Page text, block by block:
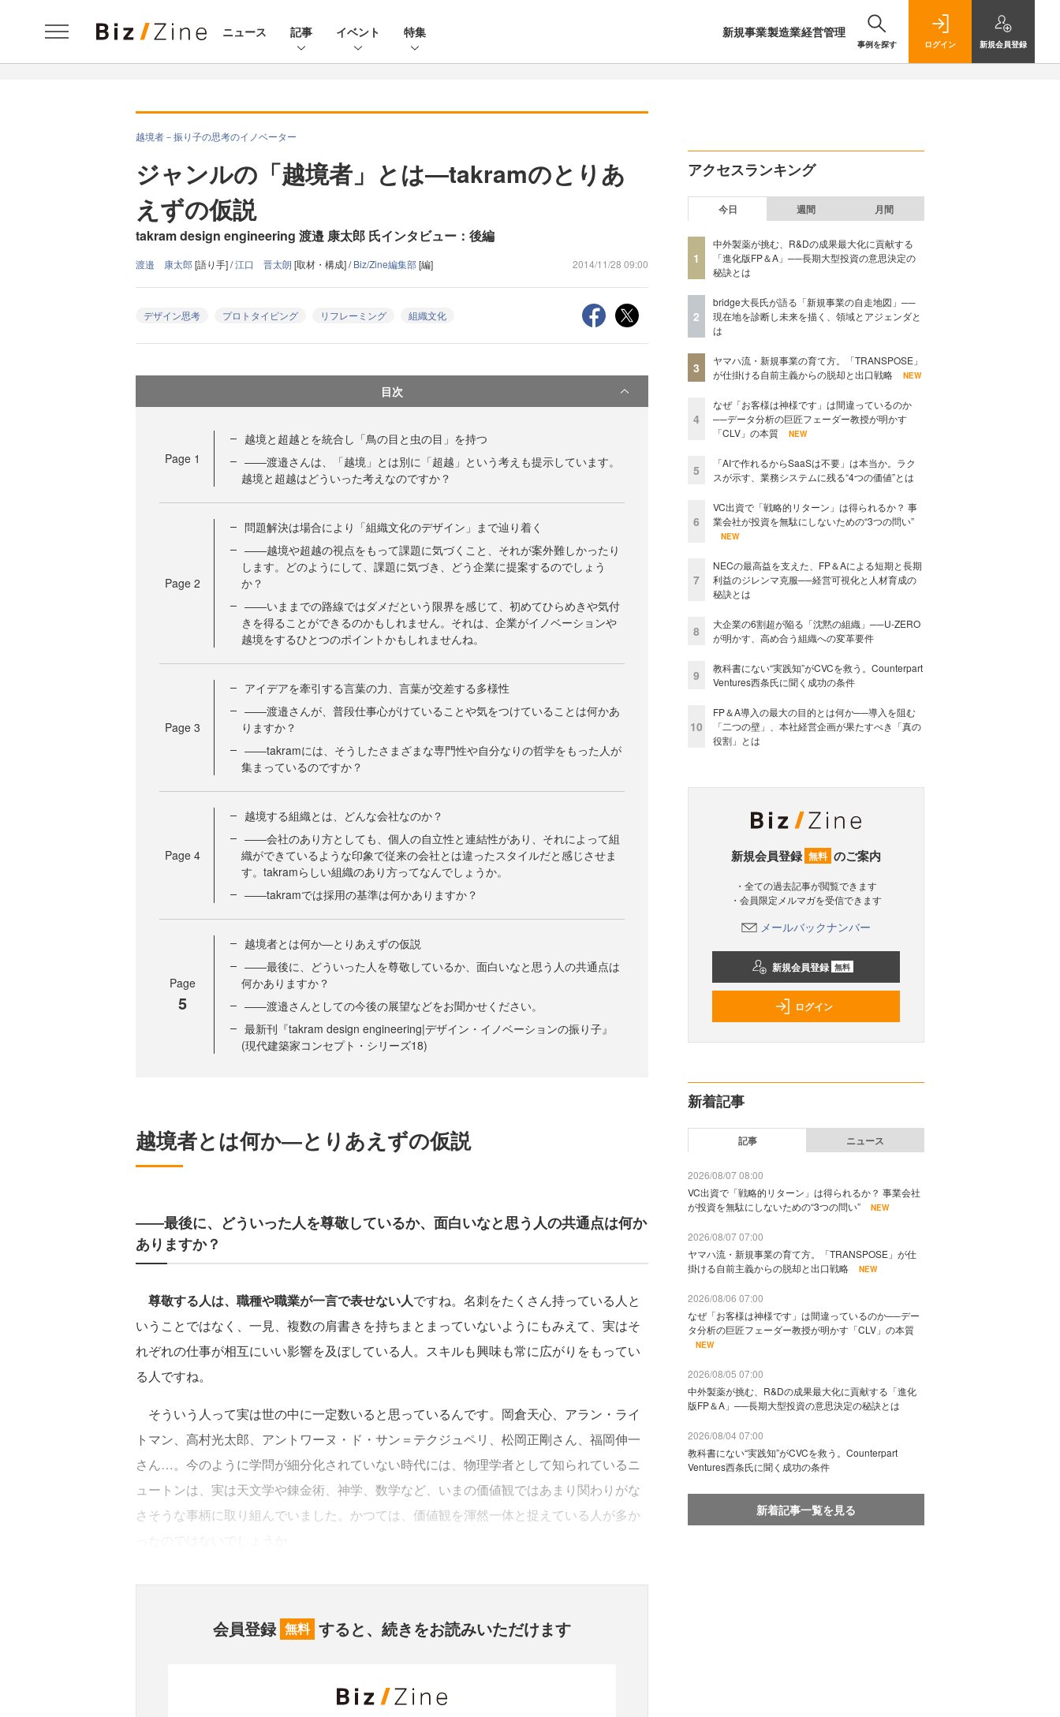
ニュース 記事 イベント 特集 新規事業製造業経営管理
事例を探す ログイン 新規会員登録
越境者－振り子の思考のイノベーター
ジャンルの「越境者」とは―takramのとりあ
えずの仮説
takram design engineering 渡邉 康太郎 氏インタビュー：後編
渡邉 康太郎[語り手] /江口 晋太朗 [取材・構成] /Biz/Zine編集部[編] 2014/11/28 09:00
デザイン思考 プロトタイピング リフレーミング 組織文化
目次
Page 1
越境と超越とを統合し「鳥の目と虫の目」を持つ
――渡邉さんは、「越境」とは別に「超越」という考えも提示しています。
越境と超越はどういった考えなのですか？
Page 2
問題解決は場合により「組織文化のデザイン」まで辿り着く
――越境や超越の視点をもって課題に気づくこと、それが案外難しかったり
します。どのようにして、課題に気づき、どう企業に提案するのでしょう
か？
――いままでの路線ではダメだという限界を感じて、初めてひらめきや気付
きを得ることができるのかもしれません。それは、企業がイノベーションや
越境をするひとつのポイントかもしれませんね。
Page 3
アイデアを牽引する言葉の力、言葉が交差する多様性
――渡邉さんが、普段仕事心がけていることや気をつけていることは何かあ
りますか？
――takramには、そうしたさまざまな専門性や自分なりの哲学をもった人が
集まっているのですか？
Page 4
越境する組織とは、どんな会社なのか？
――会社のあり方としても、個人の自立性と連結性があり、それによって組
織ができているような印象で従来の会社とは違ったスタイルだと感じさせま
す。takramらしい組織のあり方ってなんでしょうか。
――takramでは採用の基準は何かありますか？
Page
5
越境者とは何か―とりあえずの仮説
――最後に、どういった人を尊敬しているか、面白いなと思う人の共通点は
何かありますか？
――渡邉さんとしての今後の展望などをお聞かせください。
最新刊『takram design engineering|デザイン・イノベーションの振り子』
(現代建築家コンセプト・シリーズ18)
越境者とは何か―とりあえずの仮説
――最後に、どういった人を尊敬しているか、面白いなと思う人の共通点は何か
ありますか？
尊敬する人は、職種や職業が一言で表せない人ですね。名刺をたくさん持っている人と
いうことではなく、一見、複数の肩書きを持ちまとまっていないようにもみえて、実はそ
れぞれの仕事が相互にいい影響を及ぼしている人。スキルも興味も常に広がりをもってい
る人ですね。
そういう人って実は世の中に一定数いると思っているんです。岡倉天心、アラン・ライ
トマン、高村光太郎、アントワーヌ・ド・サン＝テクジュペリ、松岡正剛さん、福岡伸一
さん…。今のように学問が細分化されていない時代には、物理学者として知られているニ
ュートンは、実は天文学や錬金術、神学、数学など、いまの価値観ではあまり関わりがな
さそうな事柄に取り組んでいました。かつては、価値観を渾然一体と捉えている人が多か
会員登録 無料 すると、続きをお読みいただけます
アクセスランキング
今日 週間 月間
1
中外製薬が挑む、R&Dの成果最大化に貢献する
「進化版FP＆A」──長期大型投資の意思決定の
秘訣とは
2
bridge大長氏が語る「新規事業の自走地図」──
現在地を診断し未来を描く、領域とアジェンダと
は
3
ヤマハ流・新規事業の育て方。「TRANSPOSE」
が仕掛ける自前主義からの脱却と出口戦略
NEW
4
なぜ「お客様は神様です」は間違っているのか
──データ分析の巨匠フェーダー教授が明かす
「CLV」の本質
NEW
5
「AIで作れるからSaaSは不要」は本当か。ラク
スが示す、業務システムに残る“4つの価値”とは
6
VC出資で「戦略的リターン」は得られるか？ 事
業会社が投資を無駄にしないための“3つの問い”
NEW
7
NECの最高益を支えた、FP＆Aによる短期と長期
利益のジレンマ克服──経営可視化と人材育成の
秘訣とは
8
大企業の6割超が陥る「沈黙の組織」──U-ZERO
が明かす、高め合う組織への変革要件
9
教科書にない“実践知”がCVCを救う。Counterpart
Ventures西条氏に聞く成功の条件
10
FP＆A導入の最大の目的とは何か──導入を阻む
「二つの壁」、本社経営企画が果たすべき「真の
役割」とは
新規会員登録 無料 のご案内
・全ての過去記事が閲覧できます
・会員限定メルマガを受信できます
メールバックナンバー
新規会員登録 無料
ログイン
新着記事
記事 ニュース
2026/08/07 08:00
VC出資で「戦略的リターン」は得られるか？ 事業会社
が投資を無駄にしないための“3つの問い”
NEW
2026/08/07 07:00
ヤマハ流・新規事業の育て方。「TRANSPOSE」が仕
掛ける自前主義からの脱却と出口戦略
NEW
2026/08/06 07:00
なぜ「お客様は神様です」は間違っているのか──デー
タ分析の巨匠フェーダー教授が明かす「CLV」の本質
NEW
2026/08/05 07:00
中外製薬が挑む、R&Dの成果最大化に貢献する「進化
版FP＆A」──長期大型投資の意思決定の秘訣とは
2026/08/04 07:00
教科書にない“実践知”がCVCを救う。Counterpart
Ventures西条氏に聞く成功の条件
新着記事一覧を見る